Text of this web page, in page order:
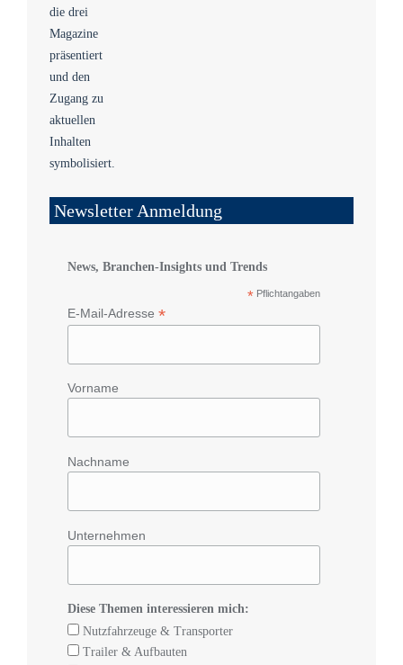
Newsletter Anmeldung
News, Branchen-Insights und Trends
* Pflichtangaben
E-Mail-Adresse *
Vorname
Nachname
Unternehmen
Diese Themen interessieren mich:
Nutzfahrzeuge & Transporter
Trailer & Aufbauten